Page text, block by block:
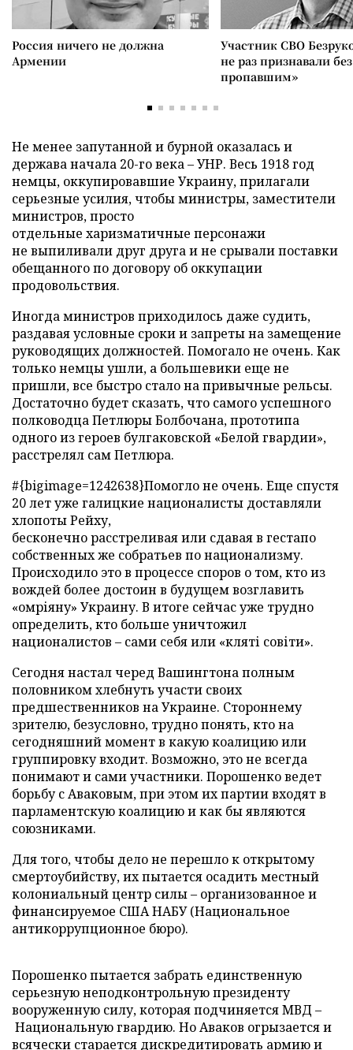
Россия ничего не должна
Армении
Участник СВО
не раз признавали
пропавшим»
Не менее запутанной и бурной оказалась и
держава начала 20-го века – УНР. Весь 1918 год
немцы, оккупировавшие Украину, прилагали
серьезные усилия, чтобы министры, заместители
министров, просто
отдельные харизматичные персонажи
не выпиливали друг друга и не срывали поставки
обещанного по договору об оккупации
продовольствия.
Иногда министров приходилось даже судить,
раздавая условные сроки и запреты на замещение
руководящих должностей. Помогало не очень. Как
только немцы ушли, а большевики еще не
пришли, все быстро стало на привычные рельсы.
Достаточно будет сказать, что самого успешного
полководца Петлюры Болбочана, прототипа
одного из героев булгаковской «Белой гвардии»,
расстрелял сам Петлюра.
#{bigimage=1242638}Помогло не очень. Еще спустя
20 лет уже галицкие националисты доставляли
хлопоты Рейху,
бесконечно расстреливая или сдавая в гестапо
собственных же собратьев по национализму.
Происходило это в процессе споров о том, кто из
вождей более достоин в будущем возглавить
«омріяну» Украину. В итоге сейчас уже трудно
определить, кто больше уничтожил
националистов – сами себя или «кляті совіти».
Сегодня настал черед Вашингтона полным
половником хлебнуть участи своих
предшественников на Украине. Стороннему
зрителю, безусловно, трудно понять, кто на
сегодняшний момент в какую коалицию или
группировку входит. Возможно, это не всегда
понимают и сами участники. Порошенко ведет
борьбу с Аваковым, при этом их партии входят в
парламентскую коалицию и как бы являются
союзниками.
Для того, чтобы дело не перешло к открытому
смертоубийству, их пытается осадить местный
колониальный центр силы – организованное и
финансируемое США НАБУ (Национальное
антикоррупционное бюро).
Порошенко пытается забрать единственную
серьезную неподконтрольную президенту
вооруженную силу, которая подчиняется МВД –
Национальную гвардию. Но Аваков огрызается и
всячески старается дискредитировать армию и